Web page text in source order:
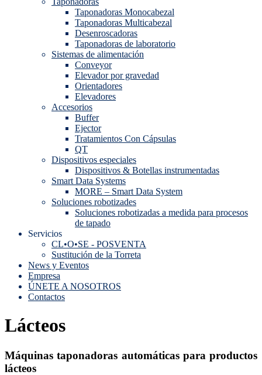
Taponadoras Monocabezal
Taponadoras Multicabezal
Desenroscadoras
Taponadoras de laboratorio
Sistemas de alimentación
Conveyor
Elevador por gravedad
Orientadores
Elevadores
Accesorios
Buffer
Ejector
Tratamientos Con Cápsulas
QT
Dispositivos especiales
Dispositivos & Botellas instrumentadas
Smart Data Systems
MORE – Smart Data System
Soluciones robotizades
Soluciones robotizadas a medida para procesos
de tapado
Servicios
CL•O•SE - POSVENTA
Sustitución de la Torreta
News y Eventos
Empresa
ÚNETE A NOSOTROS
Contactos
Lácteos
Máquinas taponadoras automáticas para productos
lácteos